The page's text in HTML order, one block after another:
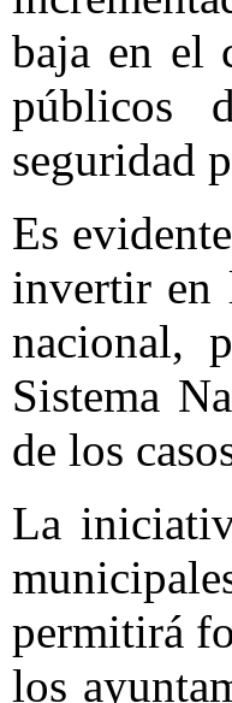
baja en el
públicos
seguridad
Es
invertir en
nacional,
Sistema
de los
La
permitirá
los